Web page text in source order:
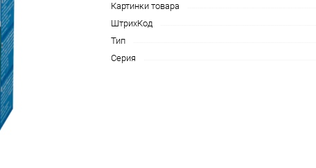
Картинки товара
ШтрихКод
Тип
Серия